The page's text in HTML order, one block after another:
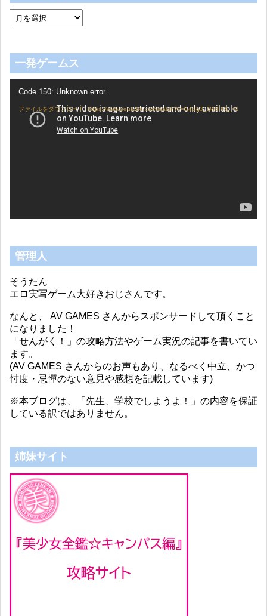
一発ゲームス
Code 150: Unknown error.
ファイルをダウンロード: https://www.youtube.com/watch?v=E4Sg3_D46IY&_=1
管理人
そうたん
エロ実写ゲーム大好きおじさんです。
なんと、 AV GAMES さんからスポンサードして頂くこと
になりました！
「せんがく！」の攻略方法やゲーム実況の記事を書いてい
ます。
(AV GAMES さんからのお声もあり、なるべく中立、かつ
忖度・忌憚のない意見や感想を記載しています)
※本ブログは、「先生、学校でしようよ！」の内容を保証
している訳ではありません。
姉妹サイト